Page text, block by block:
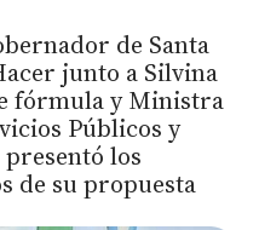
de Santa
junto a Silvina
fórmula y Ministra
Públicos y
los
de su propuesta